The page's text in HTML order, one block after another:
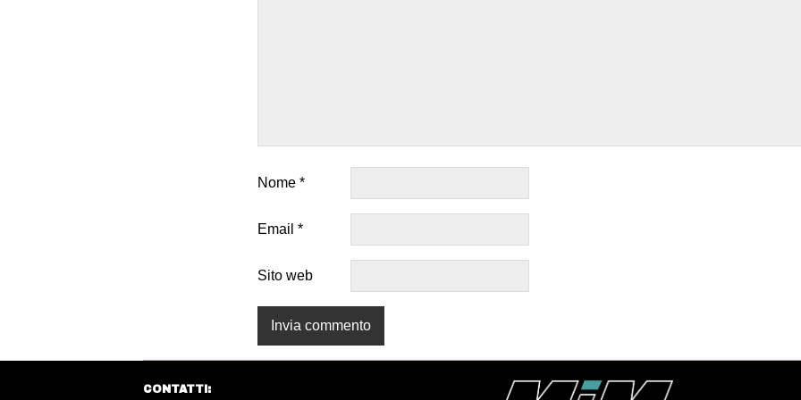
Nome *
Email *
Sito web
CONTATTI: